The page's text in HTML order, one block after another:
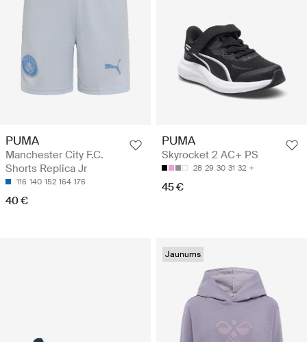
PUMA
Manchester City F.C.
Shorts Replica Jr
116 140 152 164 176
40 €
PUMA
Skyrocket 2 AC+ PS
28 29 30 31 32
45 €
Jaunums